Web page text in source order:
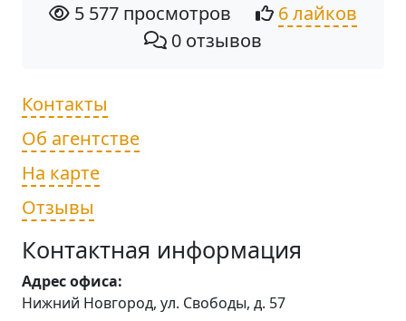
5 577 просмотров
6 лайков
0 отзывов
Контакты
Об агентстве
На карте
Отзывы
Контактная информация
Адрес офиса:
Нижний Новгород, ул. Свободы, д. 57